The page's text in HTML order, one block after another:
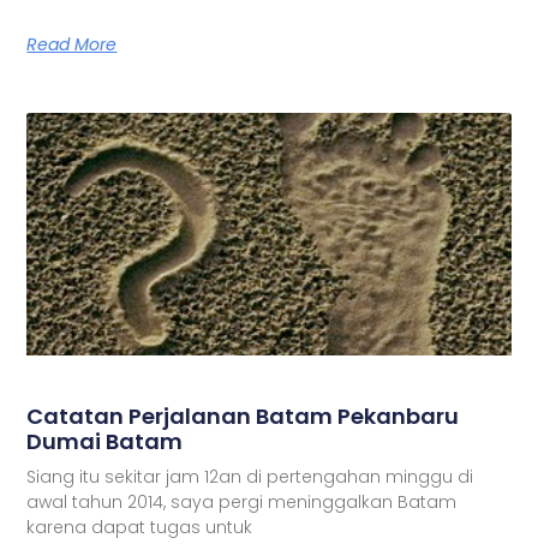
Read More
Catatan Perjalanan Batam Pekanbaru
Dumai Batam
Siang itu sekitar jam 12an di pertengahan minggu di
awal tahun 2014, saya pergi meninggalkan Batam
karena dapat tugas untuk